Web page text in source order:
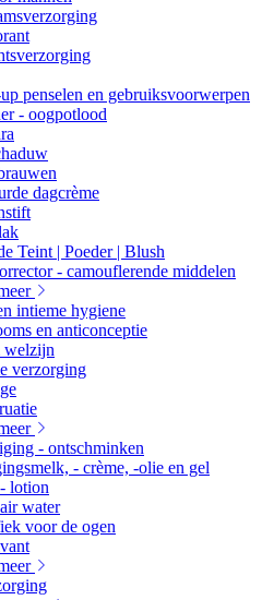
penselen en gebruiksvoorwerpen
- oogpotlood
dagcrème
Teint | Poeder | Blush
- camouflerende middelen
intieme hygiene
en anticonceptie
welzijn
verzorging
- ontschminken
- crème, -olie en gel
lotion
water
voor de ogen